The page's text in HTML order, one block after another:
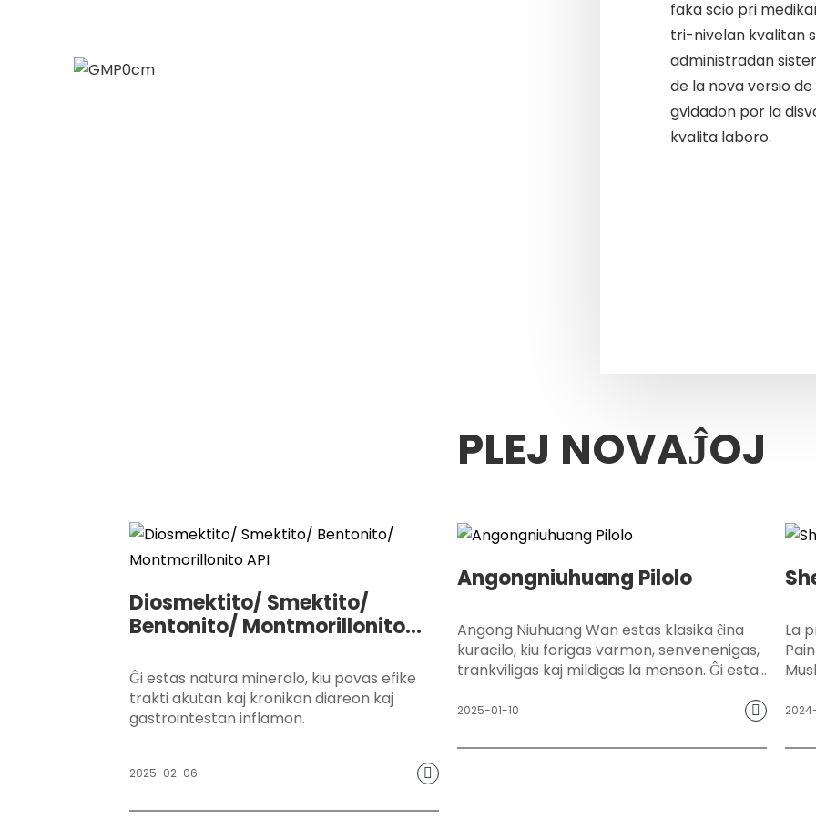
faka scio pri
tri-nivelan kvalitan
administradan
de la nova versio
gvidadon por la
kvalita laboro.
PLEJ NOVAĴOJ
Diosmektito/ Smektito/
Bentonito/ Montmorillonito
Ĝi estas natura mineralo, kiu povas efike
trakti akutan kaj kronikan diareon kaj
gastrointestan inflamon.
2025-02-06
Angongniuhuang Pilolo
Angong Niuhuang Wan estas klasika ĉina
kuracilo, kiu forigas varmon, senvenenigas,
trankviligas kaj mildigas la menson. Ĝi estas
apopleksio, komato kaj alta febro kaŭzitaj
kombinas altvalorajn herbojn kiel bezoaro,
2025-01-10
La